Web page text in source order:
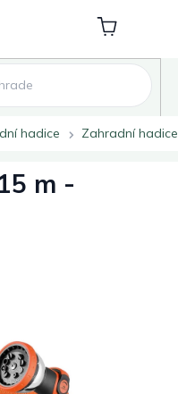
Nákupní
košík
hadice Zahradní
m -